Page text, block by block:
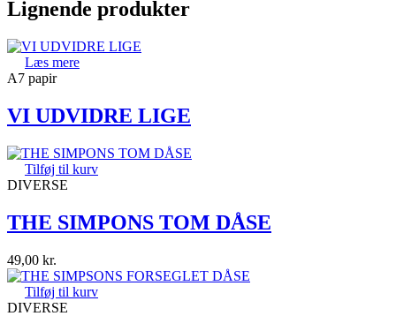
Lignende produkter
Læs mere
A7 papir
VI UDVIDRE LIGE
Tilføj til kurv
DIVERSE
THE SIMPONS TOM DÅSE
49,00 kr.
Tilføj til kurv
DIVERSE